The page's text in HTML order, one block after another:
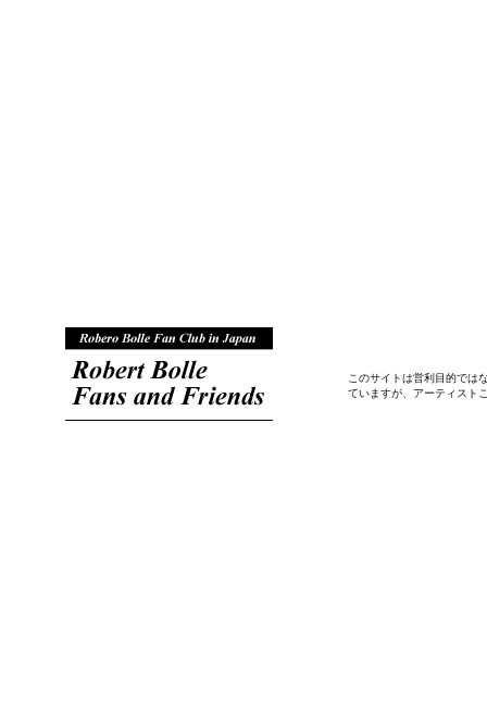
このサイトは営利目的では
ていますが、アーティスト